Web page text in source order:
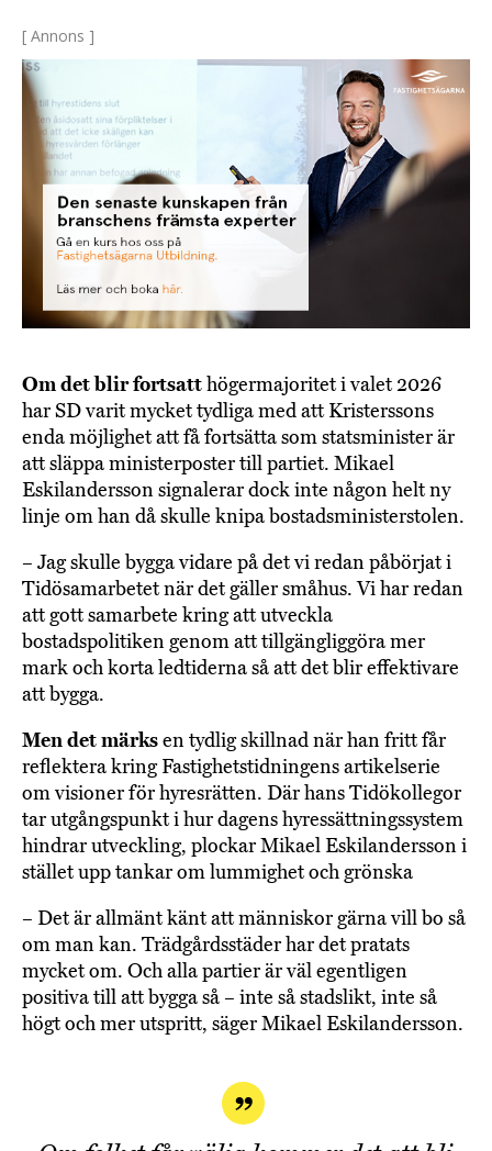
[ Annons ]
Om det blir fortsatthögermajoritet i valet 2026
har SD varit mycket tydliga med att Kristerssons
enda möjlighet att få fortsätta som statsminister är
att släppa ministerposter till partiet. Mikael
Eskilandersson signalerar dock inte någon helt ny
linje om han då skulle knipa bostadsministerstolen.
– Jag skulle bygga vidare på det vi redan påbörjat i
Tidösamarbetet när det gäller småhus. Vi har redan
att gott samarbete kring att utveckla
bostadspolitiken genom att tillgängliggöra mer
mark och korta ledtiderna så att det blir effektivare
att bygga.
Men det märksen tydlig skillnad när han fritt får
reflektera kring Fastighetstidningens artikelserie
om visioner för hyresrätten. Där hans Tidökollegor
tar utgångspunkt i hur dagens hyressättningssystem
hindrar utveckling, plockar Mikael Eskilandersson i
stället upp tankar om lummighet och grönska
– Det är allmänt känt att människor gärna vill bo så
om man kan. Trädgårdsstäder har det pratats
mycket om. Och alla partier är väl egentligen
positiva till att bygga så – inte så stadslikt, inte så
högt och mer utspritt, säger Mikael Eskilandersson.